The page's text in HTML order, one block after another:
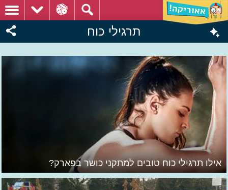
תרגילי כוח
אילו תרגילי כוח טובים למתקני כושר בפארק?